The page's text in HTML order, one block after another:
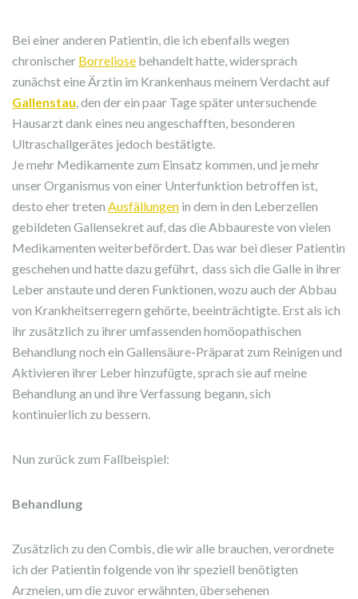
Bei einer anderen Patientin, die ich ebenfalls wegen
chronischer Borreliose behandelt hatte, widersprach
zunächst eine Ärztin im Krankenhaus meinem Verdacht auf
Gallenstau, den der ein paar Tage später untersuchende
Hausarzt dank eines neu angeschafften, besonderen
Ultraschallgerätes jedoch bestätigte.
Je mehr Medikamente zum Einsatz kommen, und je mehr
unser Organismus von einer Unterfunktion betroffen ist,
desto eher treten Ausfällungen in dem in den Leberzellen
gebildeten Gallensekret auf, das die Abbaureste von vielen
Medikamenten weiterbefördert. Das war bei dieser Patientin
geschehen und hatte dazu geführt, dass sich die Galle in ihrer
Leber anstaute und deren Funktionen, wozu auch der Abbau
von Krankheitserregern gehörte, beeinträchtigte. Erst als ich
ihr zusätzlich zu ihrer umfassenden homöopathischen
Behandlung noch ein Gallensäure-Präparat zum Reinigen und
Aktivieren ihrer Leber hinzufügte, sprach sie auf meine
Behandlung an und ihre Verfassung begann, sich
kontinuierlich zu bessern.
Nun zurück zum Fallbeispiel:
Behandlung
Zusätzlich zu den Combis, die wir alle brauchen, verordnete
ich der Patientin folgende von ihr speziell benötigten
Arzneien, um die zuvor erwähnten, übersehenen